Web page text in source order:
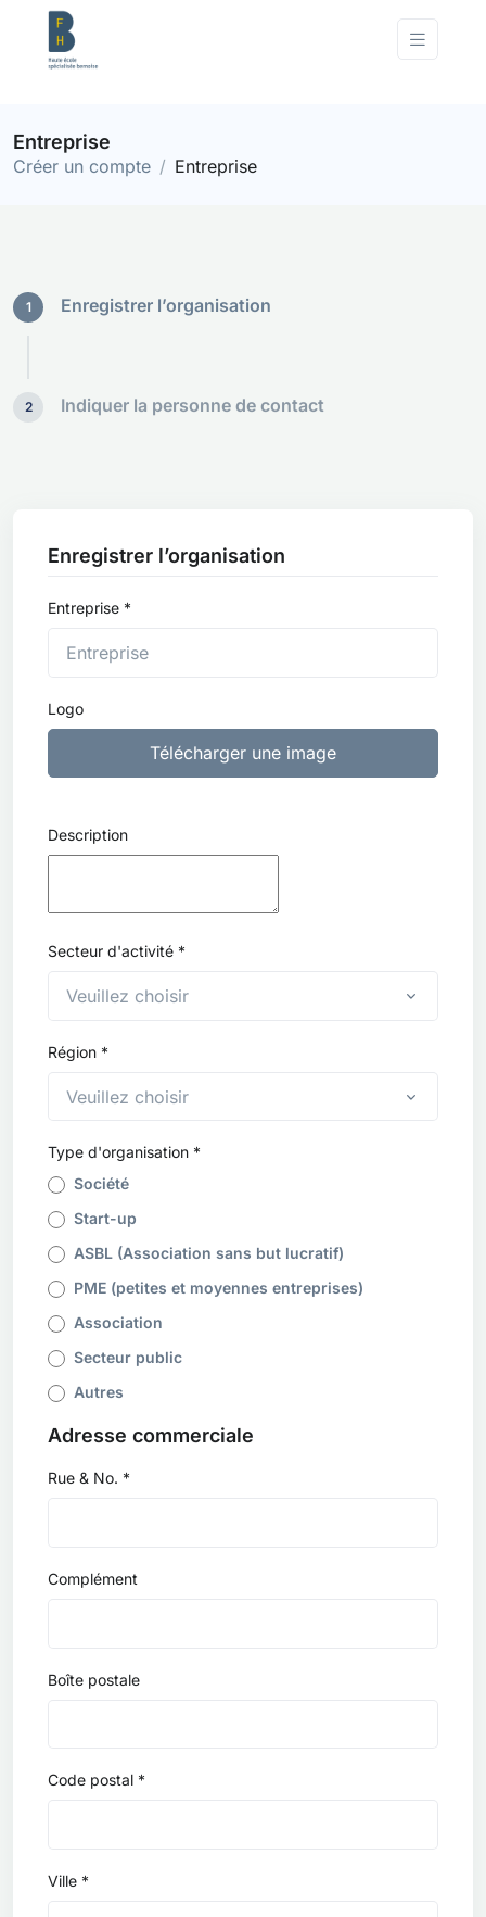
Entreprise
Créer un compte Entreprise
1 Enregistrer l’organisation
2 Indiquer la personne de contact
Enregistrer l’organisation
Entreprise *
Logo
Télécharger une image
Description
Secteur d'activité *
Veuillez choisir
Région *
Veuillez choisir
Type d'organisation *
Société
Start-up
ASBL (Association sans but lucratif)
PME (petites et moyennes entreprises)
Association
Secteur public
Autres
Adresse commerciale
Rue & No. *
Complément
Boîte postale
Code postal *
Ville *